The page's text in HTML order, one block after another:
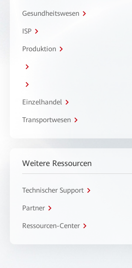
Gesundheitswesen
ISP
Produktion
Einzelhandel
Transportwesen
Weitere Ressourcen
Technischer Support
Partner
Ressourcen-Center